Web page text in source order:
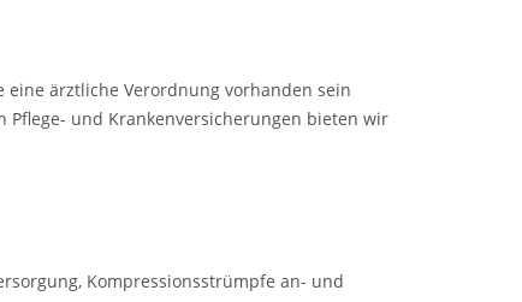
eine ärztliche Verordnung vorhanden sein
und Krankenversicherungen bieten wir
Kompressionsstrümpfe an- und